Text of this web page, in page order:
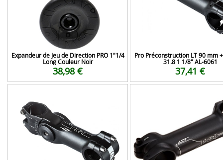
Expandeur de Jeu de Direction PRO 1"1/4
Long Couleur Noir
38,98 €
Pro Préconstruction LT 90 mm
31.8 1 1/8" AL-6061
37,41 €